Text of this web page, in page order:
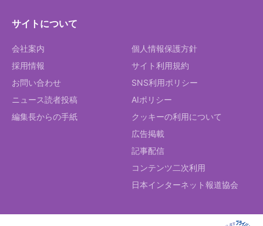
サイトについて
会社案内
採用情報
お問い合わせ
ニュース読者投稿
編集長からの手紙
個人情報保護方針
サイト利用規約
SNS利用ポリシー
AIポリシー
クッキーの利用について
広告掲載
記事配信
コンテンツ二次利用
日本インターネット報道協会